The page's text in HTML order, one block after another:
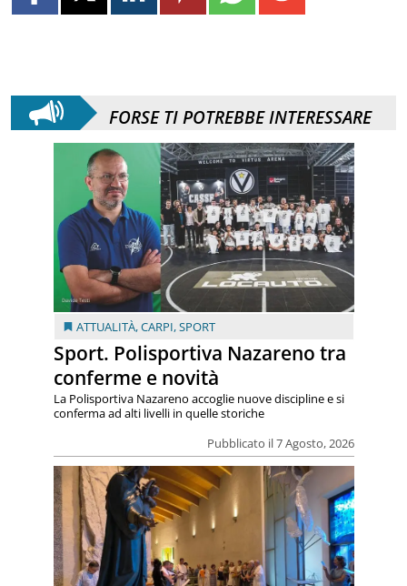
FORSE TI POTREBBE INTERESSARE
ATTUALITÀ,CARPI,SPORT
Sport. Polisportiva Nazareno tra
conferme e novità
Pubblicato il 7 Agosto, 2026
La Polisportiva Nazareno accoglie nuove discipline e si
conferma ad alti livelli in quelle storiche